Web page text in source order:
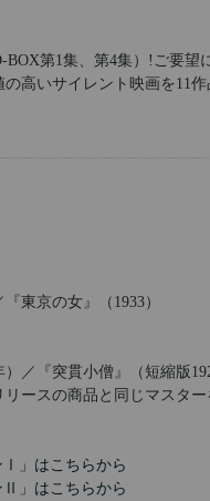
第1集、第4集）!ご要望
高いサイレント映画を11作
東京の女』（1933）
）／『突貫小僧』（短縮版
ースの商品と同じマスター
Ⅰ」はこちらから
Ⅱ」はこちらから